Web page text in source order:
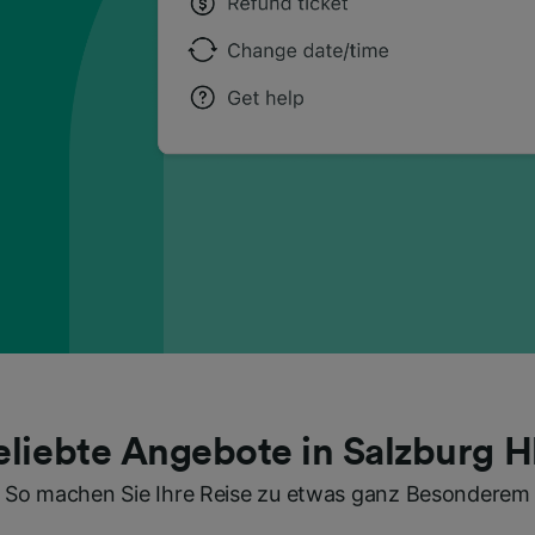
Angebote in Salzburg
So machen Sie Ihre Reise zu etwas ganz Besonderem